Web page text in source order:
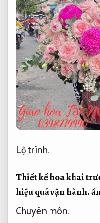
Lộ trình.
Thiết kế hoa khai
hiệu quả vận hành.
Chuyên môn.